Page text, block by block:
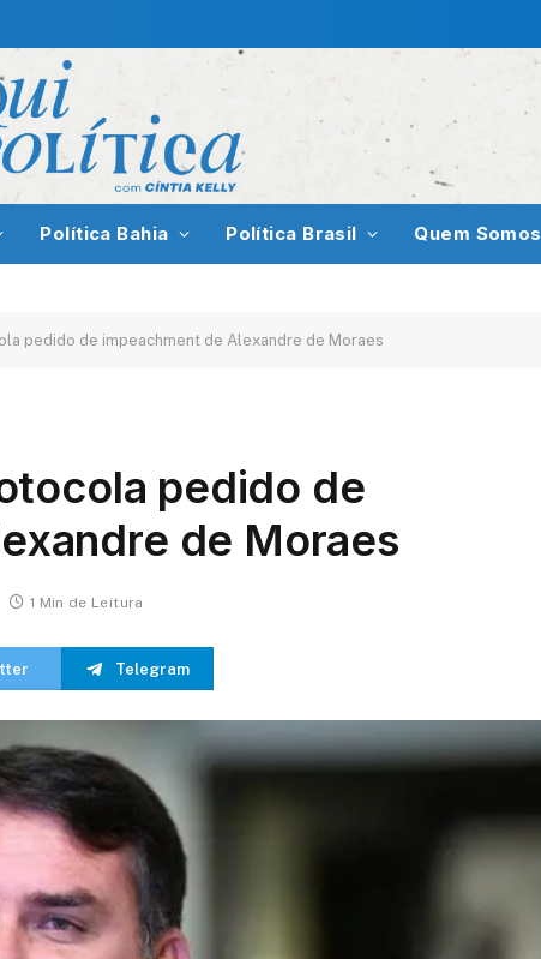
Política Bahia Política Brasil Quem Somos
pedido de impeachment de Alexandre de Moraes
pedido de
de Moraes
1 Min de Leitura
Telegram